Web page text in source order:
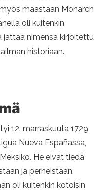
maastaan ​​Monarch
oli kuitenkin
jättää nimensä kirjoitettu
historiaan.
12. marraskuuta 1729
Nueva Españassa,
He eivät tiedä
​​ja perheistään.
oli kuitenkin kotoisin